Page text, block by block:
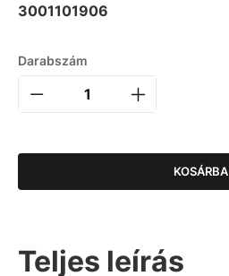
3001101906
Darabszám
KOSÁRBA
Teljes leírás